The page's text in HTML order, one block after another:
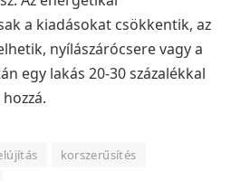
a kiadásokat csökkentik, az
nyílászárócsere vagy a
egy lakás 20-30 százalékkal
korszerűsítés